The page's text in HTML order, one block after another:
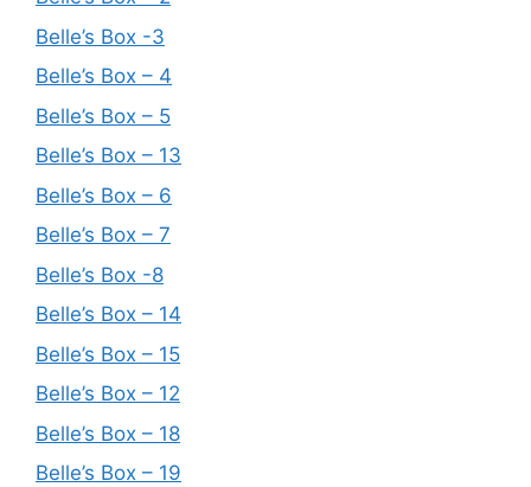
Belle’s Box -3
Belle’s Box – 4
Belle’s Box – 5
Belle’s Box – 13
Belle’s Box – 6
Belle’s Box – 7
Belle’s Box -8
Belle’s Box – 14
Belle’s Box – 15
Belle’s Box – 12
Belle’s Box – 18
Belle’s Box – 19